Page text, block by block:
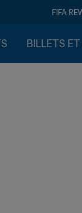
FIFA
BILLETS